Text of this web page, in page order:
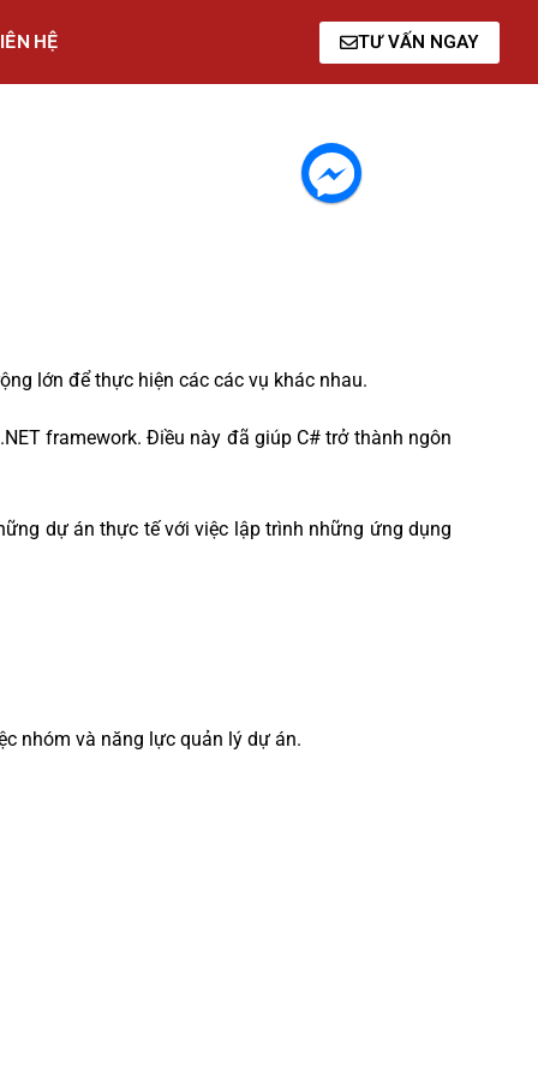
HỆ TƯ VẤN NGAY
lớn để thực hiện các các vụ khác nhau.
framework. Điều này đã giúp C# trở thành ngôn
dự án thực tế với việc lập trình những ứng dụng
nhóm và năng lực quản lý dự án.